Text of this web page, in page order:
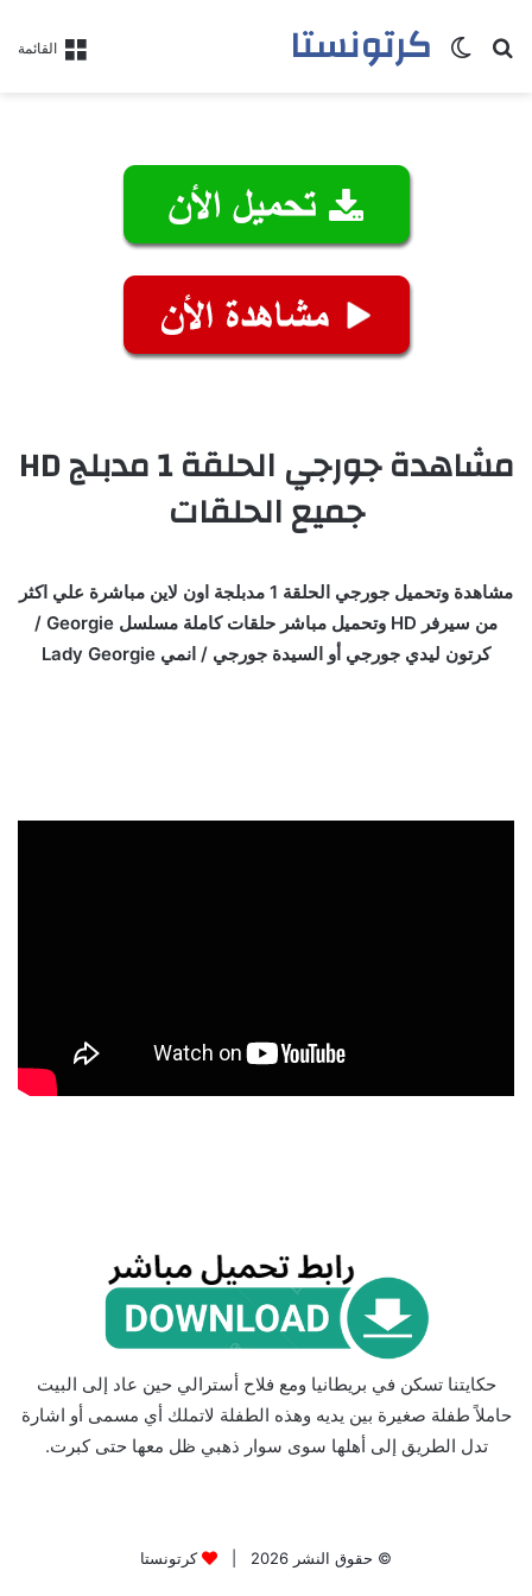
القائمة كرتونستابحث عنالوضع المظلم
مشاهدة جورجي الحلقة 1 مدبلج HD
جميع الحلقات
مشاهدة وتحميل جورجي الحلقة 1 مدبلجة اون لاين مباشرة علي اكثر
من سيرفر HD وتحميل مباشر حلقات كاملة مسلسل Georgie /
كرتون ليدي جورجي أو السيدة جورجي / انمي Lady Georgie
حكايتنا تسكن في بريطانيا ومع فلاح أسترالي حين عاد إلى البيت
حاملاً طفلة صغيرة بين يديه وهذه الطفلة لاتملك أي مسمى أو اشارة
تدل الطريق إلى أهلها سوى سوار ذهبي ظل معها حتى كبرت.
© حقوق النشر 2026 | كرتونستا